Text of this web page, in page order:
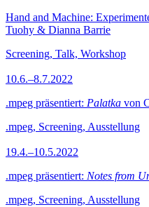
Hand and Machine:
Tuohy & Dianna Barrie
Screening, Talk, Workshop
10.6.–8.7.2022
.mpeg präsentiert: Palatka von
.mpeg, Screening, Ausstellung
19.4.–10.5.2022
.mpeg präsentiert: Notes from
.mpeg, Screening, Ausstellung